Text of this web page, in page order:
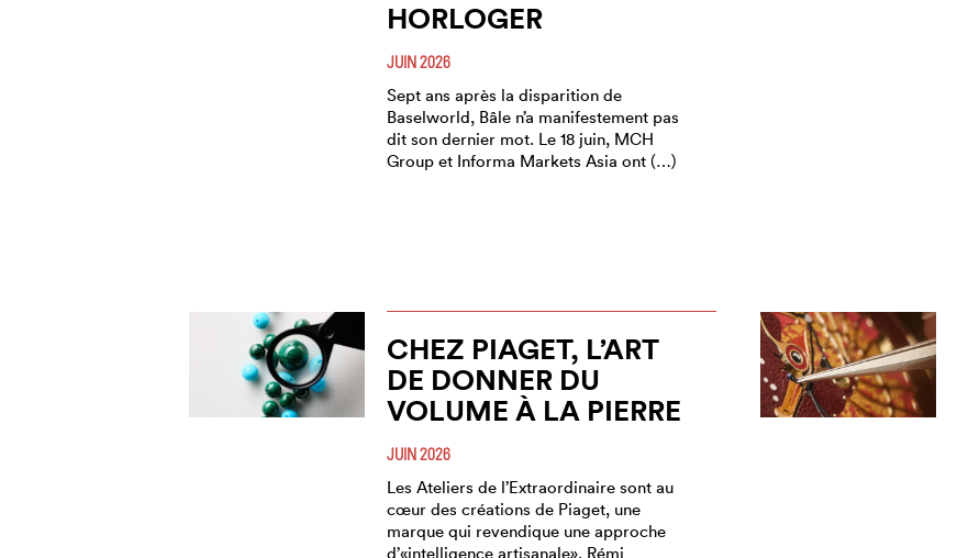
HORLOGER
JUIN 2026
Sept ans après la disparition de
Baselworld, Bâle n’a manifestement pas
dit son dernier mot. Le 18 juin, MCH
Group et Informa Markets Asia ont (…)
CHEZ PIAGET, L’ART
DE DONNER DU
VOLUME À LA PIERRE
JUIN 2026
Les Ateliers de l’Extraordinaire sont au
cœur des créations de Piaget, une
marque qui revendique une approche
d’«intelligence artisanale». Rémi